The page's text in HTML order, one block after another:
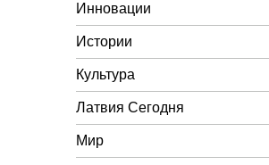
Инновации
Истории
Культура
Латвия Сегодня
Мир